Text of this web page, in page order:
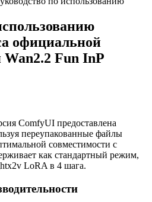
официальной
Fun InP
ComfyUI предоставлена
переупакованные файлы
совместимости с
как стандартный режим,
LoRA в 4 шага.